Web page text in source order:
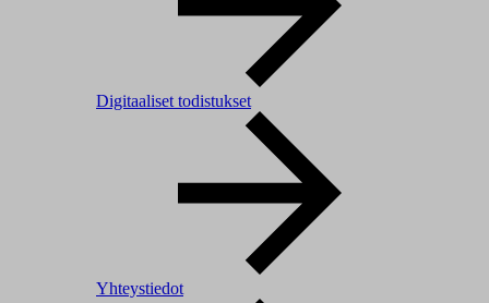
Digitaaliset todistukset
Yhteystiedot